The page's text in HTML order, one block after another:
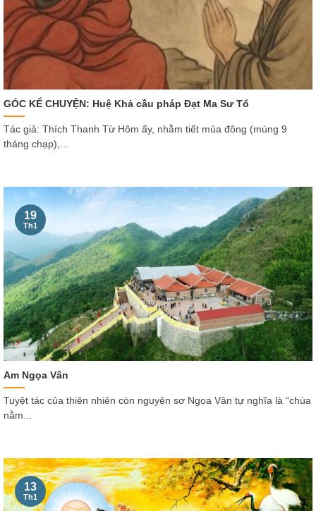
GÓC KỂ CHUYỆN: Huệ Khả cầu pháp Đạt Ma Sư Tổ
Tác giả: Thích Thanh Từ Hôm ấy, nhằm tiết mùa đông (mùng 9
tháng chạp),...
Am Ngọa Vân
Tuyệt tác của thiên nhiên còn nguyên sơ Ngọa Vân tự nghĩa là “chùa
nằm...
19
Th1
13
Th1